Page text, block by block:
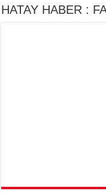
HATAY HABER :